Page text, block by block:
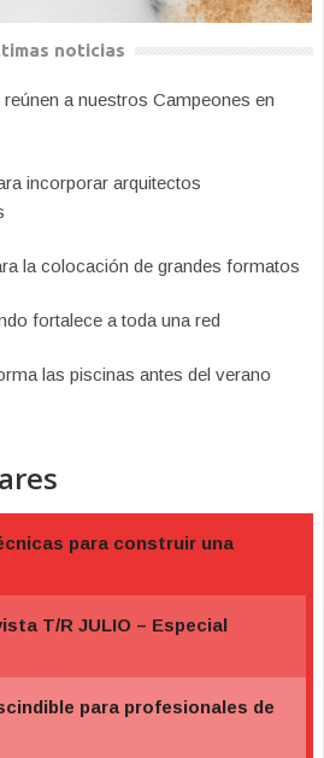
noticias
a nuestros Campeones en
incorporar arquitectos
la colocación de grandes formatos
fortalece a toda una red
las piscinas antes del verano